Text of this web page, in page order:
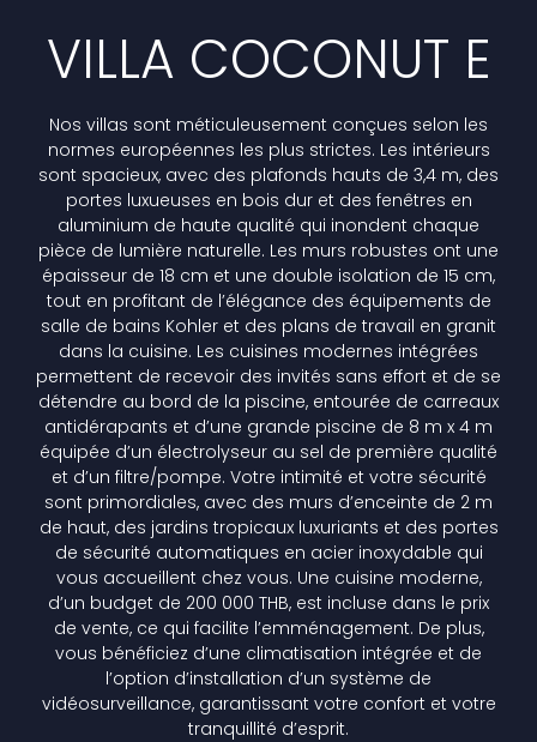
VILLA COCONUT E
Nos villas sont méticuleusement conçues selon les
normes européennes les plus strictes. Les intérieurs
sont spacieux, avec des plafonds hauts de 3,4 m, des
portes luxueuses en bois dur et des fenêtres en
aluminium de haute qualité qui inondent chaque
pièce de lumière naturelle. Les murs robustes ont une
épaisseur de 18 cm et une double isolation de 15 cm,
tout en profitant de l’élégance des équipements de
salle de bains Kohler et des plans de travail en granit
dans la cuisine. Les cuisines modernes intégrées
permettent de recevoir des invités sans effort et de se
détendre au bord de la piscine, entourée de carreaux
antidérapants et d’une grande piscine de 8 m x 4 m
équipée d’un électrolyseur au sel de première qualité
et d’un filtre/pompe. Votre intimité et votre sécurité
sont primordiales, avec des murs d’enceinte de 2 m
de haut, des jardins tropicaux luxuriants et des portes
de sécurité automatiques en acier inoxydable qui
vous accueillent chez vous. Une cuisine moderne,
d’un budget de 200 000 THB, est incluse dans le prix
de vente, ce qui facilite l’emménagement. De plus,
vous bénéficiez d’une climatisation intégrée et de
l’option d’installation d’un système de
vidéosurveillance, garantissant votre confort et votre
tranquillité d’esprit.